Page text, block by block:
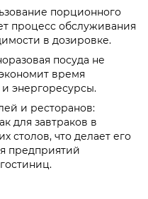
порционного
процесс обслуживания
в дозировке.
посуда не
время
энергоресурсы.
и ресторанов:
для завтраков в
столов, что делает его
предприятий